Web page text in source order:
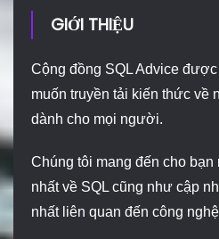
GIỚI THIỆU
Cộng đồng SQL Advice
muốn truyền tải kiến thức về
dành cho mọi người.
Chúng tôi mang đến cho
nhất về SQL cũng như cập
nhất liên quan đến công